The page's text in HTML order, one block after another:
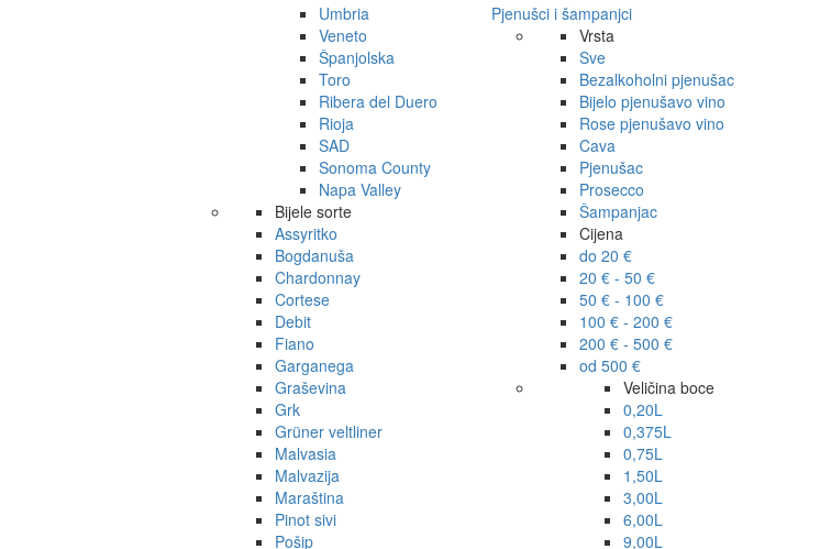
Umbria
Veneto
Španjolska
Toro
Ribera del Duero
Rioja
SAD
Sonoma County
Napa Valley
Bijele sorte
Assyritko
Bogdanuša
Chardonnay
Cortese
Debit
Fiano
Garganega
Graševina
Grk
Grüner veltliner
Malvasia
Malvazija
Maraština
Pinot sivi
Pošip
Pjenušci i šampanjci
Vrsta
Sve
Bezalkoholni pjenušac
Bijelo pjenušavo vino
Rose pjenušavo vino
Cava
Pjenušac
Prosecco
Šampanjac
Cijena
do 20 €
20 € - 50 €
50 € - 100 €
100 € - 200 €
200 € - 500 €
od 500 €
Veličina boce
0,20L
0,375L
0,75L
1,50L
3,00L
6,00L
9,00L